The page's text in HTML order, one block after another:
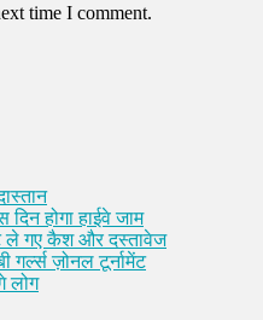
time I comment.
होगा हाईवे जाम
ले गए कैश और दस्तावेज
गर्ल्स ज़ोनल टूर्नामेंट
लोग